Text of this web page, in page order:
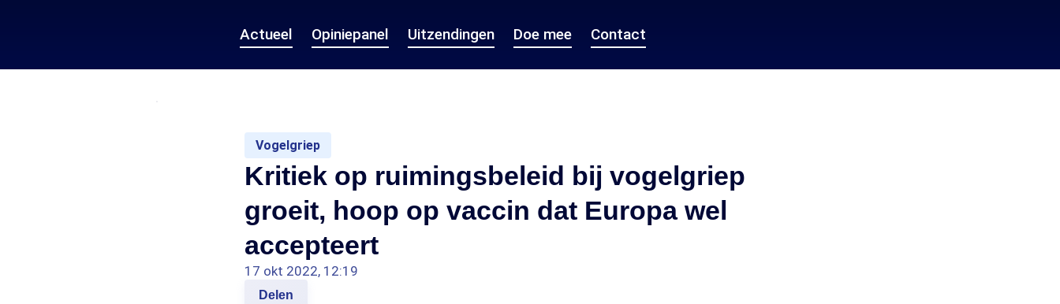
Actueel Opiniepanel Uitzendingen Doe mee Contact
Vogelgriep
Kritiek op ruimingsbeleid bij vogelgriep
groeit, hoop op vaccin dat Europa wel
accepteert
17 okt 2022, 12:19
Delen